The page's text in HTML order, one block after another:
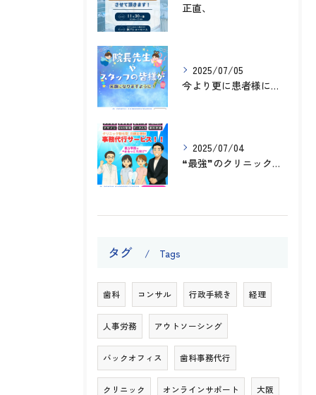
正直、
2025/07/05
今より更に患者様に向き合うために
2025/07/04
❝最強❞のクリニック専門 事務代行会社のご案内です✨
タグ Tags
歯科 コンサル 行政手続き 経理
人事労務 アウトソーシング
バックオフィス 歯科事務代行
クリニック オンラインサポート 大阪